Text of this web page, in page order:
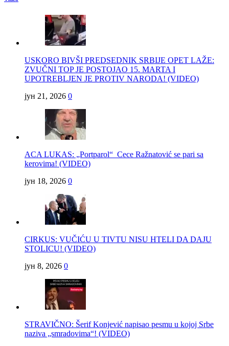
USKORO BIVŠI PREDSEDNIK SRBIJE OPET LAŽE:
ZVUČNI TOP JE POSTOJAO 15. MARTA I
UPOTREBLJEN JE PROTIV NARODA! (VIDEO)
јун 21, 2026 0
ACA LUKAS: „Portparol“ Cece Ražnatović se pari sa
kerovima! (VIDEO)
јун 18, 2026 0
CIRKUS: VUČIĆU U TIVTU NISU HTELI DA DAJU
STOLICU! (VIDEO)
јун 8, 2026 0
STRAVIČNO: Šerif Konjević napisao pesmu u kojoj Srbe
naziva „smradovima“! (VIDEO)